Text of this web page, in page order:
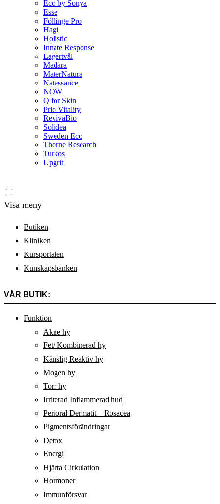
Eco by Sonya
Esse
Föllinge Pro
Hagi
Holistic
Innate Response
Lagertvål
Madara
MaterNatura
Natessance
NOW
Q for Skin
Prio Vitality
RevivaBio
Solidea
Sweden Eco
Thorne Research
Turkos
Upgrit
Visa meny
Butiken
Kliniken
Kursportalen
Kunskapsbanken
VÅR BUTIK:
Funktion
Akne hy
Fet/ Kombinerad hy
Känslig Reaktiv hy
Mogen hy
Torr hy
Irriterad Inflammerad hud
Perioral Dermatit – Rosacea
Pigmentsförändringar
Detox
Energi
Hjärta Cirkulation
Hormoner
Immunförsvar